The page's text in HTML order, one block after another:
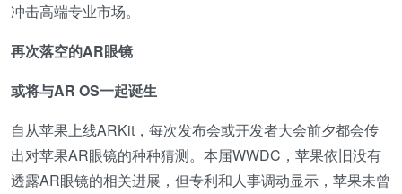
冲击高端专业市场。
再次落空的AR眼镜
或将与AR OS一起诞生
自从苹果上线ARKit，每次发布会或开发者大会前夕都会传
出对苹果AR眼镜的种种猜测。本届WWDC，苹果依旧没有
透露AR眼镜的相关进展，但专利和人事调动显示，苹果未曾